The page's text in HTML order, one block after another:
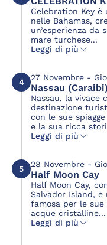
Celebration Key
nelle Bahamas,
un’esperienza da
mare turchese...
Leggi di più
4 27 Novembre -
Nassau (Caraibi)
Nassau, la vivace
destinazione
con le sue
e la sua ricca
Leggi di più
5 28 Novembre -
Half Moon Cay
Half Moon Cay,
Salvador Island, è
famosa per le sue
acque cristalline...
Leggi di più